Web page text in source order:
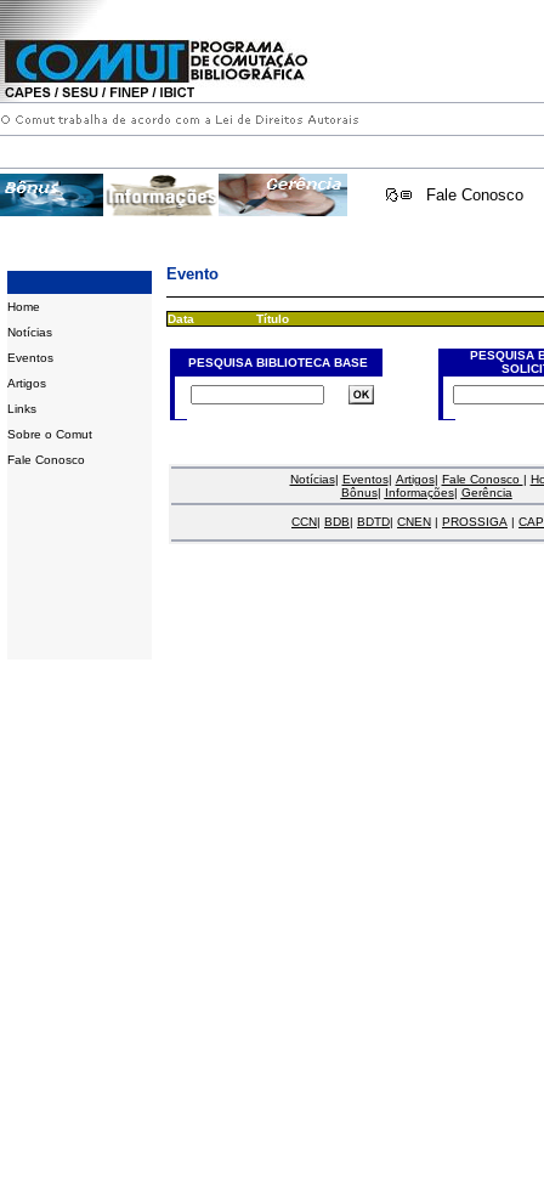
Fale Conosco
Home
Notícias
Eventos
Artigos
Links
Sobre o Comut
Fale Conosco
Evento
Data Título
PESQUISA BIBLIOTECA BASE
PESQUISA
Notícias| Eventos| Artigos| Fale Conosco |
Bônus| Informações| Gerência
CCN| BDB| BDTD| CNEN | PROSSIGA |